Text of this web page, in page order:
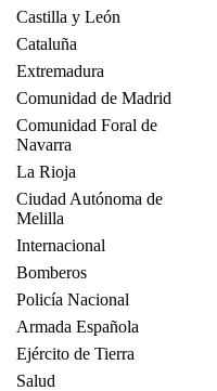
Castilla y León
Cataluña
Extremadura
Comunidad de Madrid
Comunidad Foral de
Navarra
La Rioja
Ciudad Autónoma de
Melilla
Internacional
Bomberos
Policía Nacional
Armada Española
Ejército de Tierra
Salud